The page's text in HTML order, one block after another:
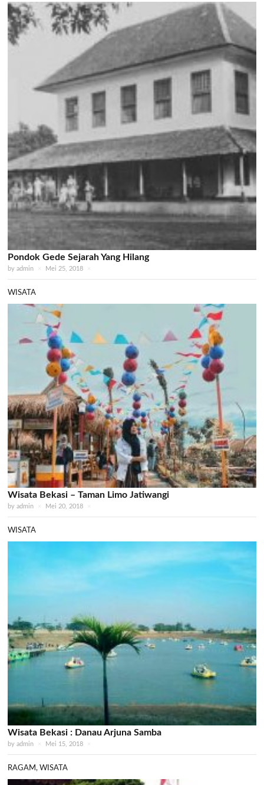
Pondok Gede Sejarah Yang Hilang
byadmin × Mei 25, 2018 ×
WISATA
Wisata Bekasi – Taman Limo Jatiwangi
byadmin × Mei 20, 2018 ×
WISATA
Wisata Bekasi : Danau Arjuna Samba
byadmin × Mei 15, 2018 ×
RAGAM,WISATA